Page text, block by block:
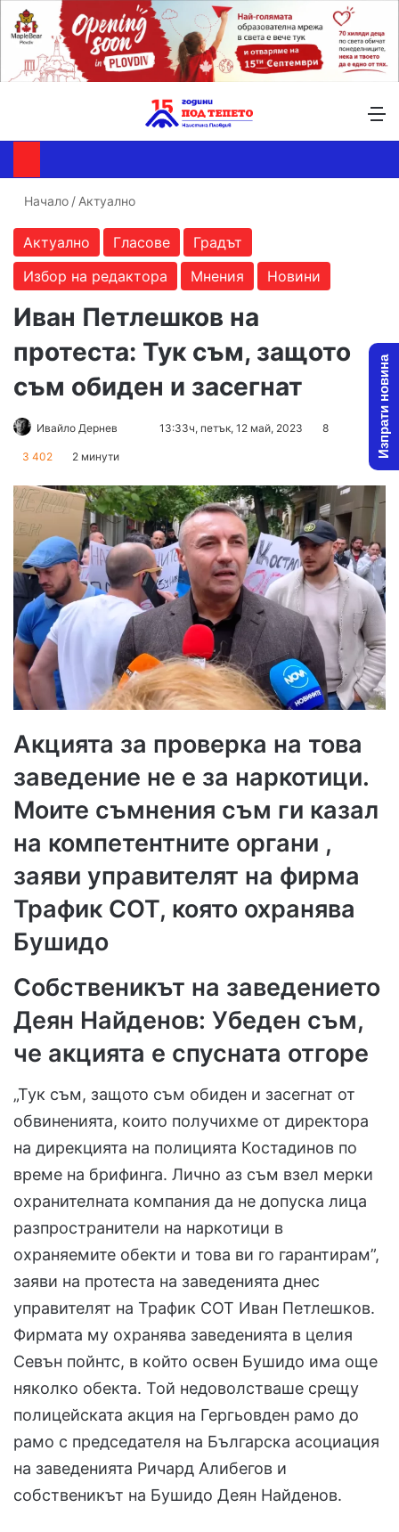
Начало / Актуално
Актуално Гласове
Градът
Избор на редактора
Мнения Новини
Иван Петлешков на
протеста: Тук съм, защото
съм обиден и засегнат
Ивайло Дернев
Follow
Send13:33ч, петък, 12 май, 2023 8
3 402 2 минути
Акцията за проверка на това
заведение не е за наркотици.
Моите съмнения съм ги казал
на компетентните органи ,
заяви управителят на фирма
Трафик СОТ, която охранява
Бушидо
Собственикът на заведението
Деян Найденов: Убеден съм,
че акцията е спусната отгоре
„Тук съм, защото съм обиден и засегнат от
обвиненията, които получихме от директора
на дирекцията на полицията Костадинов по
време на брифинга. Лично аз съм взел мерки
охранителната компания да не допуска лица
разпространители на наркотици в
охраняемите обекти и това ви го гарантирам”,
заяви на протеста на заведенията днес
управителят на Трафик СОТ Иван Петлешков.
Фирмата му охранява заведенията в целия
Севън пойнтс, в който освен Бушидо има още
няколко обекта. Той недоволстваше срещу
полицейската акция на Гергьовден рамо до
рамо с председателя на Българска асоциация
на заведенията Ричард Алибегов и
собственикът на Бушидо Деян Найденов.
Изпрати новина